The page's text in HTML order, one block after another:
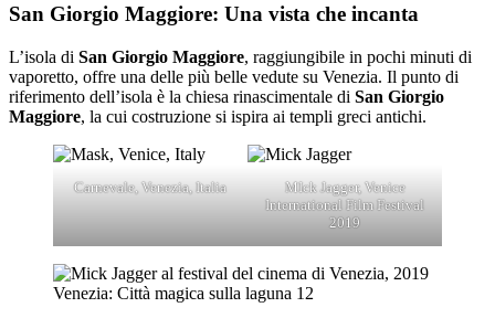
San Giorgio Maggiore: Una vista che incanta
L’isola di San Giorgio Maggiore, raggiungibile in pochi minuti di
vaporetto, offre una delle più belle vedute su Venezia. Il punto di
riferimento dell’isola è la chiesa rinascimentale di San Giorgio
Maggiore, la cui costruzione si ispira ai templi greci antichi.
Carnevale, Venezia, Italia
MIck Jagger, Venice
International Film Festival
2019
Venezia: Città magica sulla laguna 12